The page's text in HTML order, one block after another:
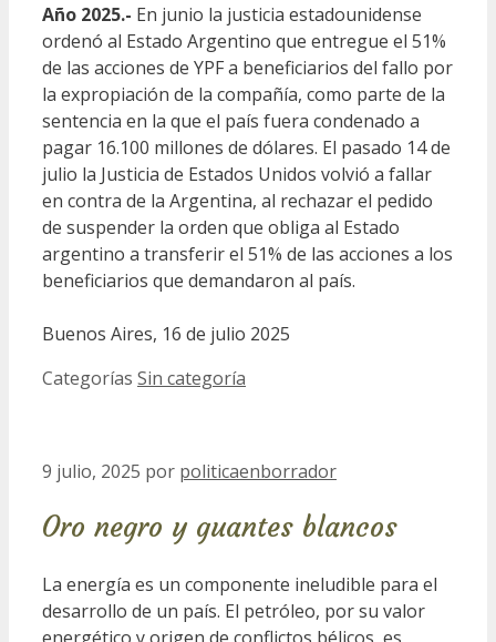
Año 2025.- En junio la justicia estadounidense
ordenó al Estado Argentino que entregue el 51%
de las acciones de YPF a beneficiarios del fallo por
la expropiación de la compañía, como parte de la
sentencia en la que el país fuera condenado a
pagar 16.100 millones de dólares. El pasado 14 de
julio la Justicia de Estados Unidos volvió a fallar
en contra de la Argentina, al rechazar el pedido
de suspender la orden que obliga al Estado
argentino a transferir el 51% de las acciones a los
beneficiarios que demandaron al país.
Buenos Aires, 16 de julio 2025
Categorías Sin categoría
9 julio, 2025 por politicaenborrador
Oro negro y guantes blancos
La energía es un componente ineludible para el
desarrollo de un país. El petróleo, por su valor